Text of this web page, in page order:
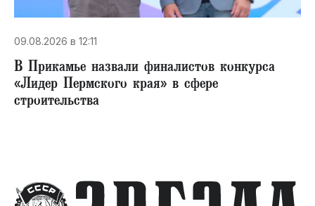
09.08.2026 в 12:11
В Прикамье назвали финалистов конкурса
«Лидер Пермского края» в сфере
строительства